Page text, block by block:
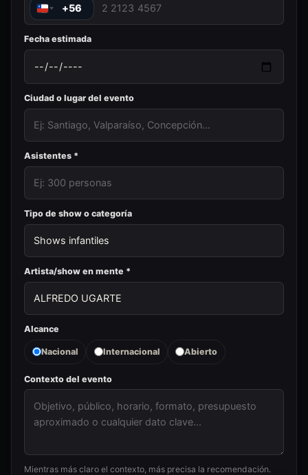
+56
Fecha estimada
Ciudad o lugar del evento
Asistentes *
Tipo de show o categoría
Artista/show en mente *
Alcance
Nacional Internacional Abierto
Contexto del evento
Mientras más claro el contexto, más precisa la recomendación.